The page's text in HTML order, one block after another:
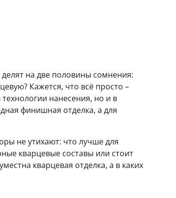
на две половины сомнения:
Кажется, что всё просто –
нанесения, но и в
финишная отделка, а для
не утихают: что лучше для
кварцевые составы или стоит
кварцевая отделка, а в каких